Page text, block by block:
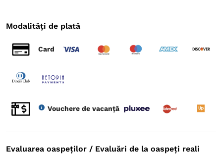
Modalități de plată
Card
Vouchere de vacanță
Evaluarea oaspeților / Evaluări de la oaspeți reali